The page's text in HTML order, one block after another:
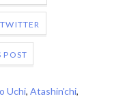
POST
Uchi, Atashin'chi,